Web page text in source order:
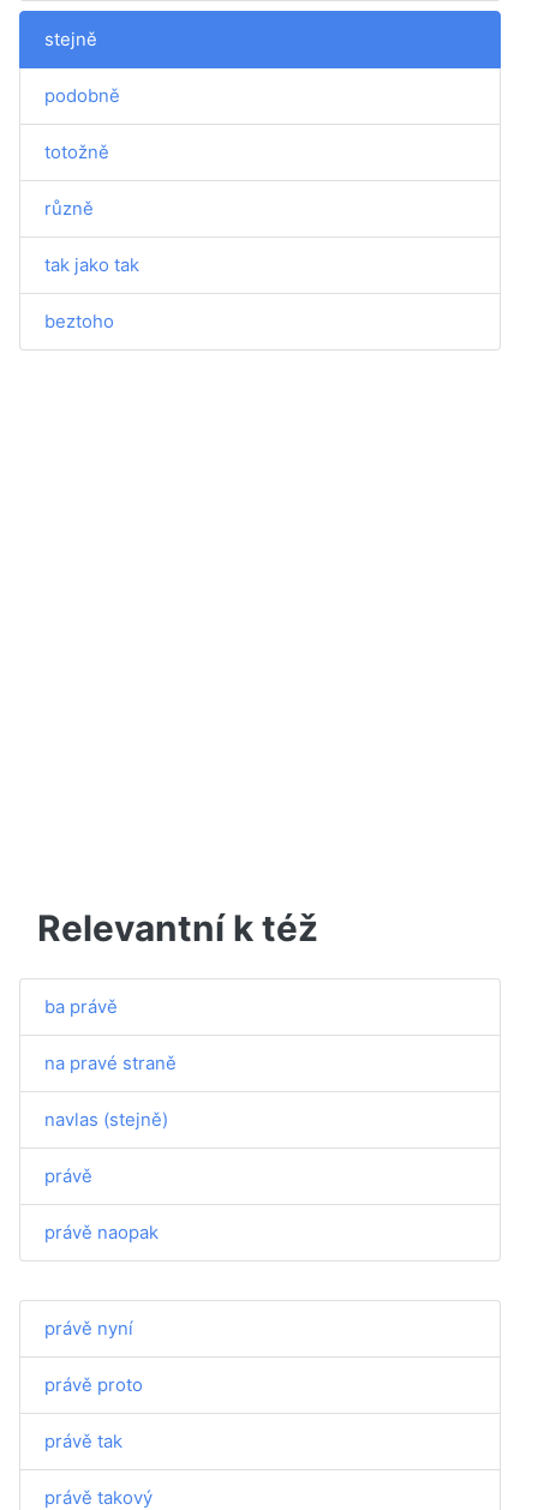
stejně
podobně
totožně
různě
tak jako tak
beztoho
Relevantní k též
ba právě
na pravé straně
navlas (stejně)
právě
právě naopak
právě nyní
právě proto
právě tak
právě takový